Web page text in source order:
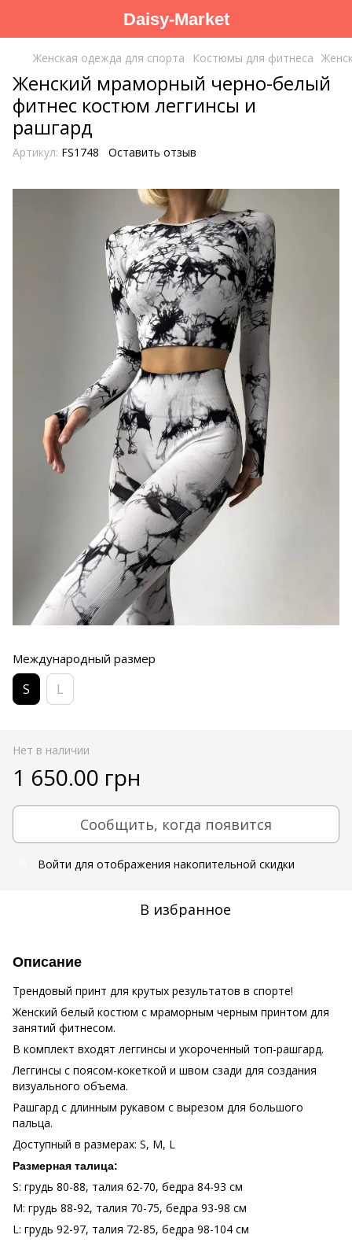
Daisy-Market
Женская одежда для спорта Костюмы для фитнеса
Женский мраморный черно-белый
фитнес костюм леггинсы и
рашгард
Артикул: FS1748 Оставить отзыв
Международный размер
S L
Нет в наличии
1 650.00 грн
Сообщить, когда появится
Войти для отображения накопительной скидки
В избранное
Описание
Трендовый принт для крутых результатов в спорте!
Женский белый костюм с мраморным черным принтом для
занятий фитнесом.
В комплект входят леггинсы и укороченный топ-рашгард.
Леггинсы с поясом-кокеткой и швом сзади для создания
визуального объема.
Рашгард с длинным рукавом с вырезом для большого
пальца.
Доступный в размерах: S, M, L
Размерная талица:
S: грудь 80-88, талия 62-70, бедра 84-93 см
M: грудь 88-92, талия 70-75, бедра 93-98 см
L: грудь 92-97, талия 72-85, бедра 98-104 см